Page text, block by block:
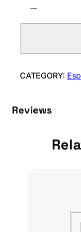
R
D
c
−
CATEGORY:
Reviews